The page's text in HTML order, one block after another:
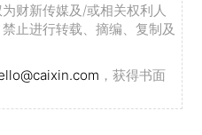
财新传媒及/或相关权利人
止进行转载、摘编、复制及
，获得书面